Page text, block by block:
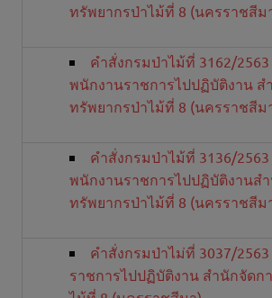
ทรัพยากรป่าไม้ที่ 8 (นครราชสีม
คำสั่งกรมป่าไม้ที่ 3162/2563
พนักงานราชการไปปฏิบัติงาน ส
ทรัพยากรป่าไม้ที่ 8 (นครราชสีม
คำสั่งกรมป่าไม้ที่ 3136/2563
พนักงานราชการไปปฏิบัติงานส
ทรัพยากรป่าไม้ที่ 8 (นครราชสีม
คำสั่งกรมป่าไม่ที่ 3037/
ราชการไปปฏิบัติงาน สำนักจัดก